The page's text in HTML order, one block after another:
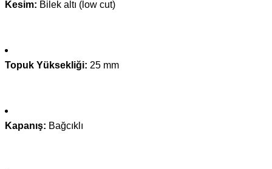
Kesim: Bilek altı (low cut)
Topuk Yüksekliği: 25 mm
Kapanış: Bağcıklı